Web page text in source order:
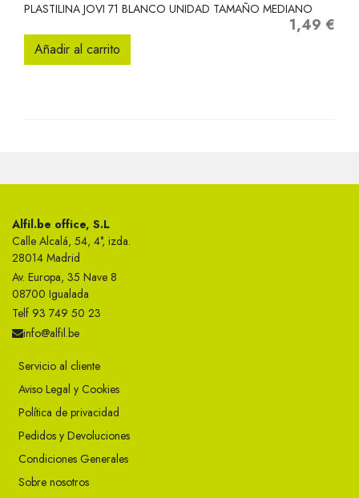
PLASTILINA JOVI 71 BLANCO UNIDAD TAMAÑO MEDIANO
Precio
1,49 €
Añadir al carrito
Alfil.be office, S.L
Calle Alcalá, 54, 4°, izda.
28014 Madrid
Av. Europa, 35 Nave 8
08700 Igualada
Telf 93 749 50 23
info@alfil.be
Servicio al cliente
Aviso Legal y Cookies
Política de privacidad
Pedidos y Devoluciones
Condiciones Generales
Sobre nosotros